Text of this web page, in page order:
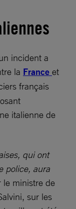
incident a
la France et
français
italienne de
qui ont
police, aura
le ministre de
sur les